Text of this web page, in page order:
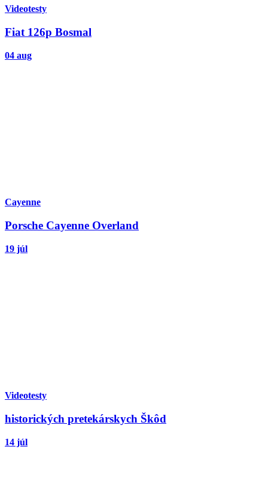
Videotesty
Fiat 126p Bosmal
04 aug
Cayenne
Porsche Cayenne Overland
19 júl
Videotesty
historických pretekárskych Škôd
14 júl